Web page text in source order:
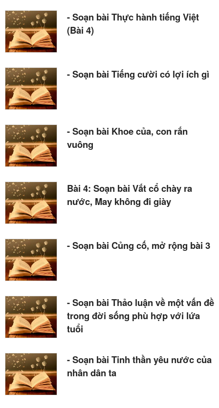
- Soạn bài Thực hành tiếng Việt
(Bài 4)
- Soạn bài Tiếng cười có lợi ích gì
- Soạn bài Khoe của, con rắn
vuông
Bài 4: Soạn bài Vắt cổ chày ra
nước, May không đi giày
- Soạn bài Củng cố, mở rộng bài 3
- Soạn bài Thảo luận về một vấn đề
trong đời sống phù hợp với lứa
tuổi
- Soạn bài Tinh thần yêu nước của
nhân dân ta